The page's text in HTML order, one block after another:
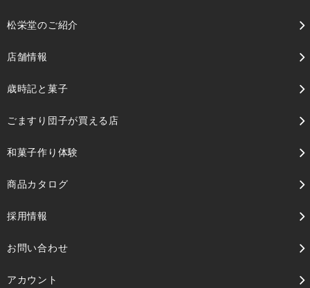
松栄堂のご紹介
店舗情報
歳時記と菓子
ごますり団子が買える店
和菓子作り体験
商品カタログ
採用情報
お問い合わせ
アカウント